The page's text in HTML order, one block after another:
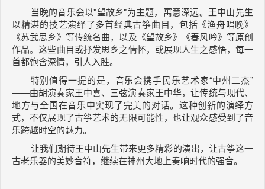
当晚的音乐会以"望故乡"为主题，寓意深远。王中山先生
以精湛的技艺演绎了多首经典古筝曲目，包括《渔舟唱晚》
《苏武思乡》等传统名曲，以及《望故乡》《春风吟》等原创
作品。这些曲目或抒发思乡之情怀，或展现人生之感悟，每一
首都饱含深情，引人入胜。
特别值得一提的是，音乐会携手民乐艺术家“中州二杰”
——曲胡演奏家王中喜、三弦演奏家王中华，让传统与现代、
地方与全国在音乐中实现了完美的对话。这种创新的演绎方
式，不仅展现了古筝艺术的无限可能性，也让观众感受到了音
乐跨越时空的魅力。
让我们期待王中山先生带来更多精彩的演出，让古筝这一
古老乐器的美妙音符，继续在神州大地上奏响时代的强音。